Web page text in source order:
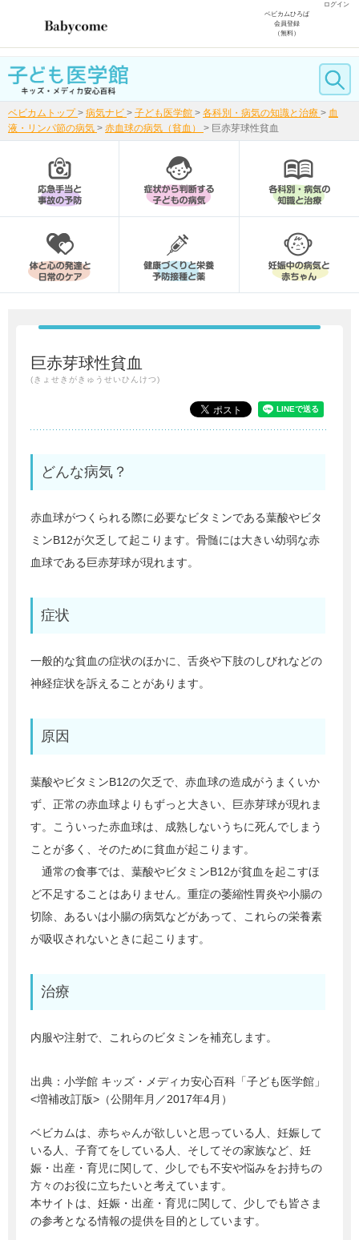
ログイン
ベビカムひろば
会員登録
（無料）
ベビカムトップ > 病気ナビ > 子ども医学館 > 各科別・病気の知識と治療 > 血
液・リンパ節の病気 > 赤血球の病気（貧血） > 巨赤芽球性貧血
巨赤芽球性貧血
(きょせきがきゅうせいひんけつ)
どんな病気？
赤血球がつくられる際に必要なビタミンである葉酸やビタ
ミンB12が欠乏して起こります。骨髄には大きい幼弱な赤
血球である巨赤芽球が現れます。
症状
一般的な貧血の症状のほかに、舌炎や下肢のしびれなどの
神経症状を訴えることがあります。
原因
葉酸やビタミンB12の欠乏で、赤血球の造成がうまくいか
ず、正常の赤血球よりもずっと大きい、巨赤芽球が現れま
す。こういった赤血球は、成熟しないうちに死んでしまう
ことが多く、そのために貧血が起こります。
通常の食事では、葉酸やビタミンB12が貧血を起こすほ
ど不足することはありません。重症の萎縮性胃炎や小腸の
切除、あるいは小腸の病気などがあって、これらの栄養素
が吸収されないときに起こります。
治療
内服や注射で、これらのビタミンを補充します。
出典： 小学館 キッズ・メディカ安心百科「子ども医学館」
<増補改訂版>（公開年月／2017年4月）
ベビカムは、赤ちゃんが欲しいと思っている人、妊娠して
いる人、子育てをしている人、そしてその家族など、妊
娠・出産・育児に関して、少しでも不安や悩みをお持ちの
方々のお役に立ちたいと考えています。
本サイトは、妊娠・出産・育児に関して、少しでも皆さま
の参考となる情報の提供を目的としています。